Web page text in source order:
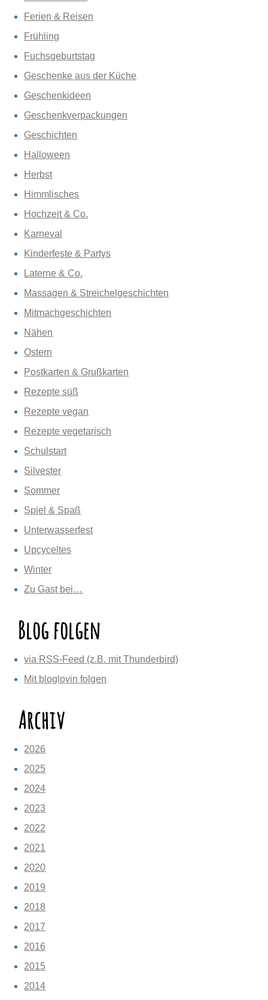
Ferien & Reisen
Frühling
Fuchsgeburtstag
Geschenke aus der Küche
Geschenkideen
Geschenkverpackungen
Geschichten
Halloween
Herbst
Himmlisches
Hochzeit & Co.
Karneval
Kinderfeste & Partys
Laterne & Co.
Massagen & Streichelgeschichten
Mitmachgeschichten
Nähen
Ostern
Postkarten & Grußkarten
Rezepte süß
Rezepte vegan
Rezepte vegetarisch
Schulstart
Silvester
Sommer
Spiel & Spaß
Unterwasserfest
Upcyceltes
Winter
Zu Gast bei…
Blog folgen
via RSS-Feed (z.B. mit Thunderbird)
Mit bloglovin folgen
Archiv
2026
2025
2024
2023
2022
2021
2020
2019
2018
2017
2016
2015
2014